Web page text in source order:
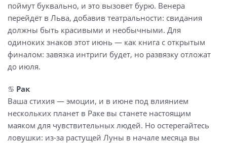
поймут буквально, и это вызовет бурю. Венера
перейдёт в Льва, добавив театральности: свидания
должны быть красивыми и необычными. Для
одиноких знаков этот июнь — как книга с открытым
финалом: завязка интриги будет, но развязку отложат
до июля.
♋ Рак
Ваша стихия — эмоции, и в июне под влиянием
нескольких планет в Раке вы станете настоящим
маяком для чувствительных людей. Но остерегайтесь
ловушки: из-за растущей Луны в начале месяца вы